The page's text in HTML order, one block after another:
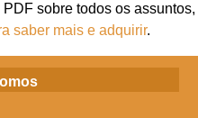
sobre todos os assuntos,
saber mais e adquirir.